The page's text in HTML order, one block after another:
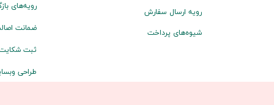
رویه ارسال سفارش
شیوه‌های پرداخت
رویه‌های
ضمانت
ثبت
طراحی